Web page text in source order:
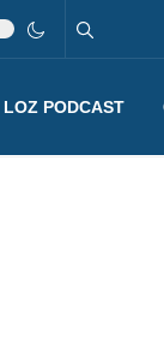
LOZ PODCAST